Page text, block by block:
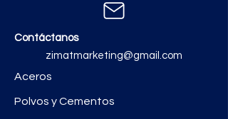
Contáctanos
zimatmarketing@gmail.com
Aceros
Polvos y Cementos